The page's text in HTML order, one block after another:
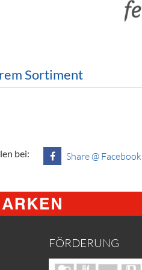
& Desinfektion
Sortiment
bei: Share @ Facebook
FÖRDERUNG